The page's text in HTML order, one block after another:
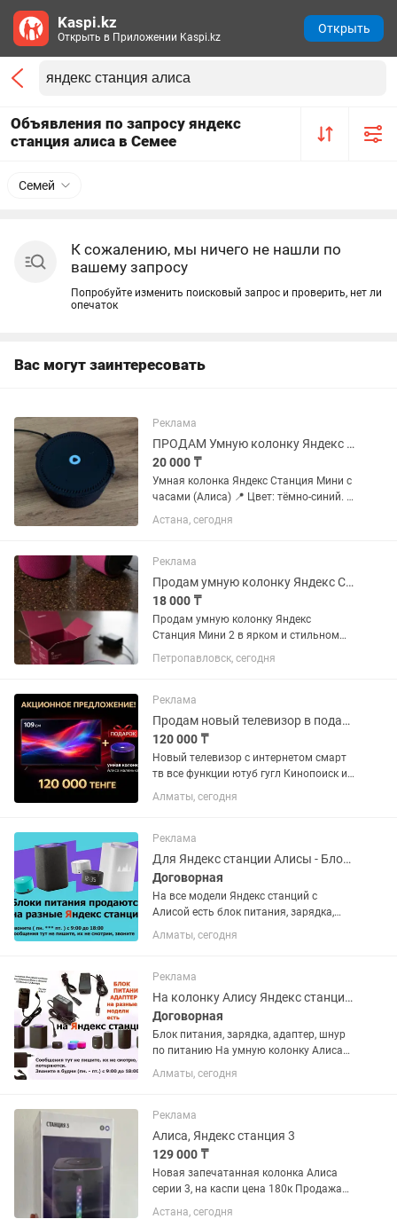
Объявления по запросу яндекс
станция алиса в Семее
Семей
К сожалению, мы ничего не нашли по
вашему запросу
Попробуйте изменить поисковый запрос и проверить, нет ли
опечаток
Вас могут заинтересовать
Реклама
ПРОДАМ Умную колонку Яндекс Станция Мини с часами (Алиса)
20 000 ₸
Умная колонка Яндекс Станция Мини с
часами (Алиса) 📍 Цвет: тёмно-синий. В
отличном состоянии, полностью
исправна. Компактная умная колонка
LED-дисплей с часами ✔️...
Астана, сегодня
Реклама
Продам умную колонку Яндекс Станция Мини 2
18 000 ₸
Продам умную колонку Яндекс
Станция Мини 2 в ярком и стильном
цвете. Состояние отличное, всё
работает безупречно: микрофоны
Петропавловск, сегодня
Реклама
Продам новый телевизор в подарок Яндекс станция Алиса 43 диагональ
120 000 ₸
Новый телевизор с интернетом смарт
тв все функции ютуб гугл Кинопоиск и
многое другое и самое главное что это
все работает телевизор 2025 года с
Алматы, сегодня
Реклама
Для Яндекс станции Алисы - Блок питания зарядное устройство зарядка адаптер
Договорная
На все модели Яндекс станций с
Алисой есть блок питания, зарядка,
шнур для колонки Алиса. На вашу
колонку Алису по минималке сделаю
снова будет работать, а не стоять...
Алматы, сегодня
Реклама
На колонку Алису Яндекс станцию Блок питания, зарядка, адаптер, шнур
Договорная
Блок питания, зарядка, адаптер, шнур
по питанию На умную колонку Алиса
На Яндекс станцию Есть на все модели
Яндекс станций на вашу модель Алисы
Алматы, сегодня
Реклама
Алиса, Яндекс станция 3
129 000 ₸
Новая запечатанная колонка Алиса
серии 3, на каспи цена 180к Продажа
без торга, срочно.
Астана, сегодня
Kaspi.kz
Открыть в Приложении Kaspi.kz
Открыть